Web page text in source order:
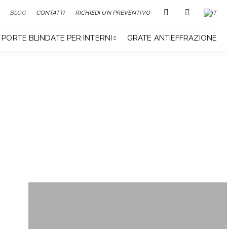
BLOG CONTATTI RICHIEDI UN PREVENTIVO
PORTE BLINDATE PER INTERNI GRATE ANTIEFFRAZIONE